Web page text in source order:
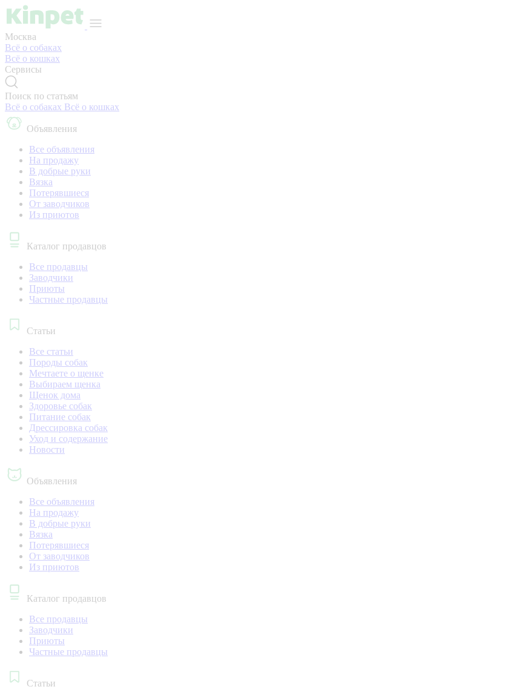
Москва
Всё о собаках
Всё о кошках
Сервисы
Поиск по статьям
Всё о собаках Всё о кошках
Объявления
Все объявления
На продажу
В добрые руки
Вязка
Потерявшиеся
От заводчиков
Из приютов
Каталог продавцов
Все продавцы
Заводчики
Приюты
Частные продавцы
Статьи
Все статьи
Породы собак
Мечтаете о щенке
Выбираем щенка
Щенок дома
Здоровье собак
Питание собак
Дрессировка собак
Уход и содержание
Новости
Объявления
Все объявления
На продажу
В добрые руки
Вязка
Потерявшиеся
От заводчиков
Из приютов
Каталог продавцов
Все продавцы
Заводчики
Приюты
Частные продавцы
Статьи